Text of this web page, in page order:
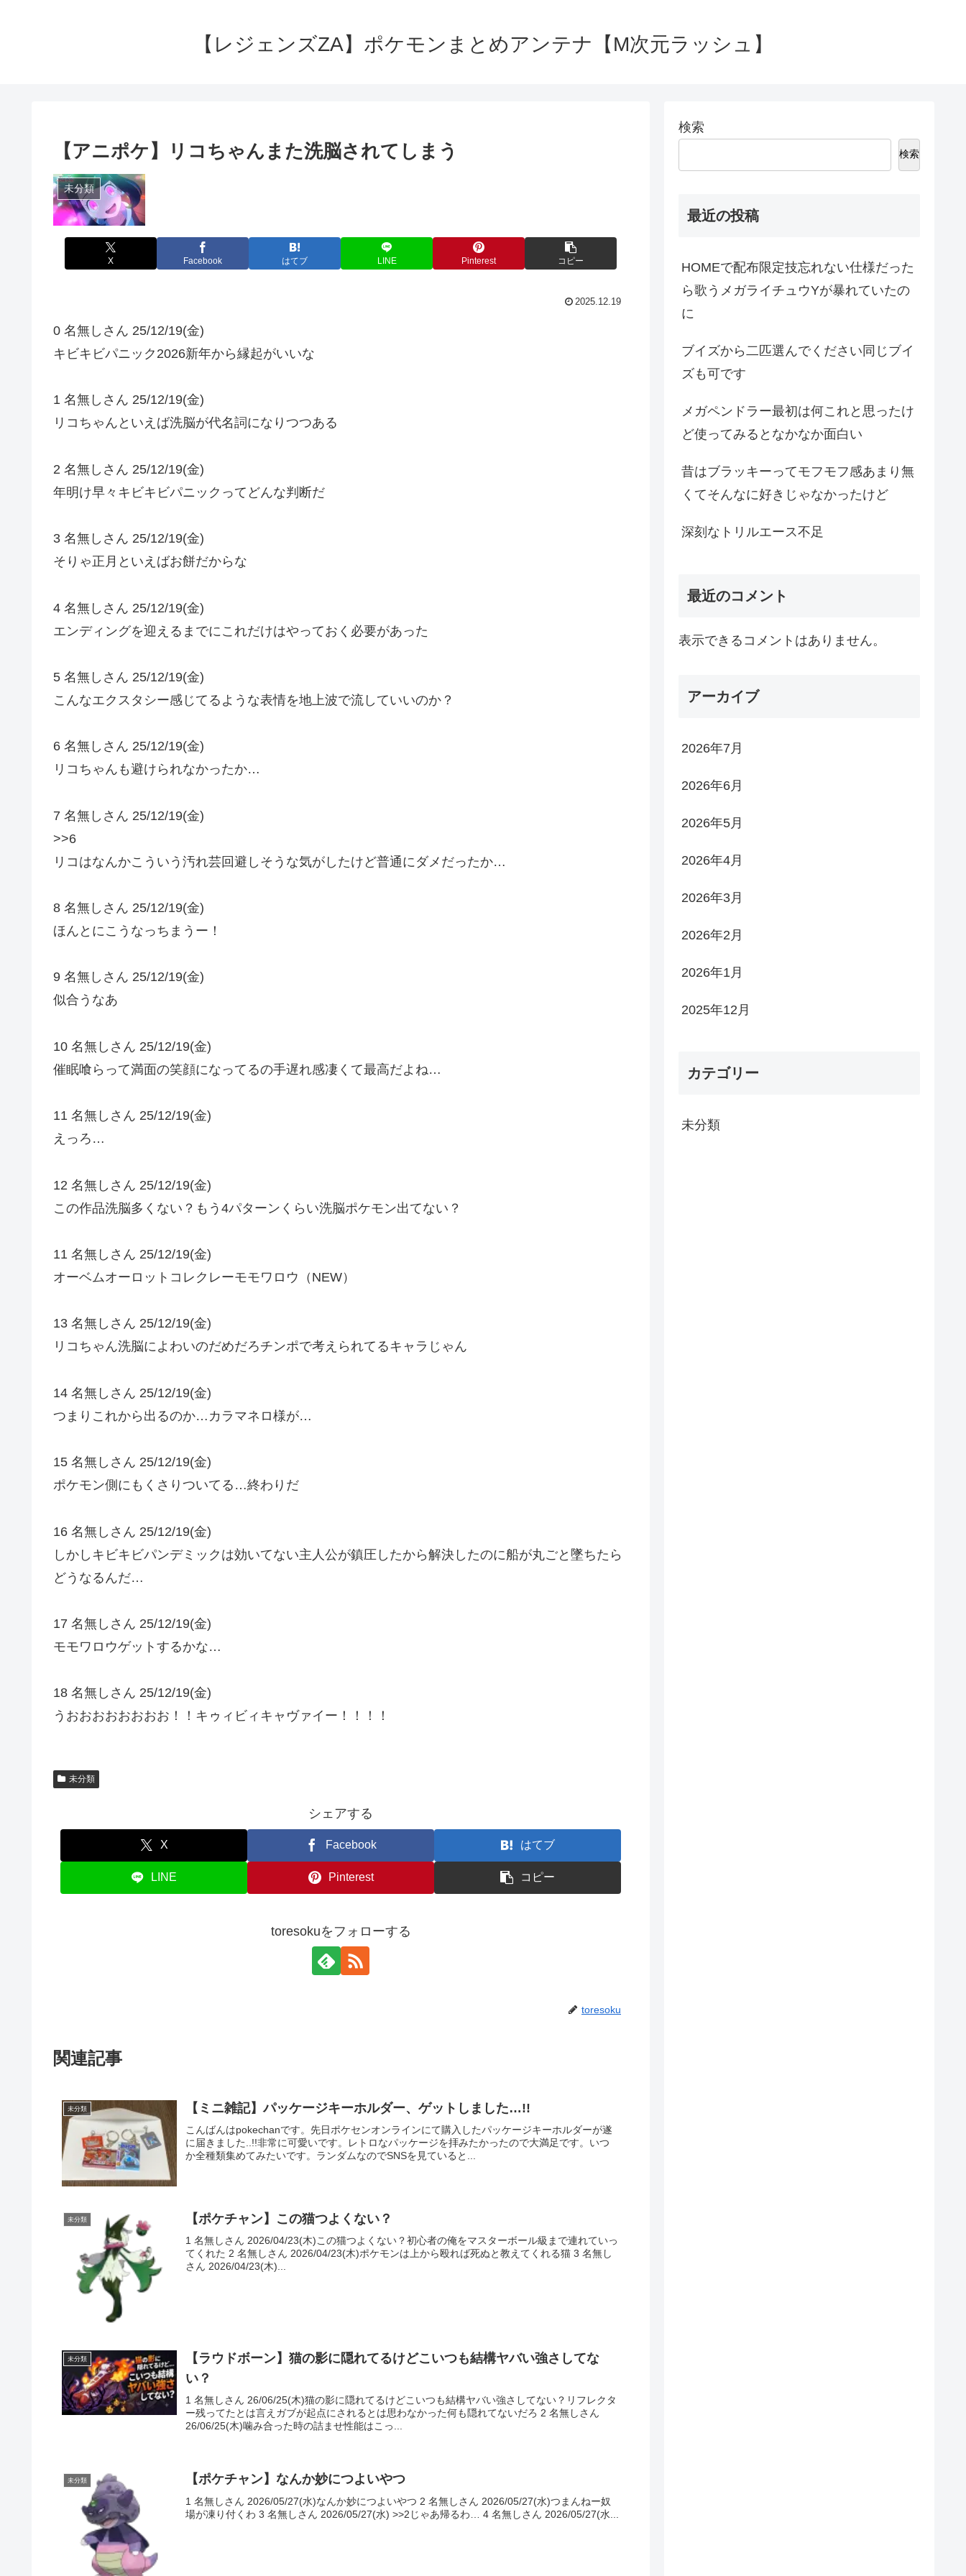
【レジェンズZA】ポケモンまとめアンテナ【M次元ラッシュ】
【アニポケ】リコちゃんまた洗脳されてしまう
未分類
X Facebook はてブ LINE Pinterest コピー
2025.12.19
0 名無しさん 25/12/19(金)
キビキビパニック2026新年から縁起がいいな
1 名無しさん 25/12/19(金)
リコちゃんといえば洗脳が代名詞になりつつある
2 名無しさん 25/12/19(金)
年明け早々キビキビパニックってどんな判断だ
3 名無しさん 25/12/19(金)
そりゃ正月といえばお餅だからな
4 名無しさん 25/12/19(金)
エンディングを迎えるまでにこれだけはやっておく必要があった
5 名無しさん 25/12/19(金)
こんなエクスタシー感じてるような表情を地上波で流していいのか？
6 名無しさん 25/12/19(金)
リコちゃんも避けられなかったか…
7 名無しさん 25/12/19(金)
>>6
リコはなんかこういう汚れ芸回避しそうな気がしたけど普通にダメだったか…
8 名無しさん 25/12/19(金)
ほんとにこうなっちまうー！
9 名無しさん 25/12/19(金)
似合うなあ
10 名無しさん 25/12/19(金)
催眠喰らって満面の笑顔になってるの手遅れ感凄くて最高だよね…
11 名無しさん 25/12/19(金)
えっろ…
12 名無しさん 25/12/19(金)
この作品洗脳多くない？もう4パターンくらい洗脳ポケモン出てない？
11 名無しさん 25/12/19(金)
オーベムオーロットコレクレーモモワロウ（NEW）
13 名無しさん 25/12/19(金)
リコちゃん洗脳によわいのだめだろチンポで考えられてるキャラじゃん
14 名無しさん 25/12/19(金)
つまりこれから出るのか…カラマネロ様が…
15 名無しさん 25/12/19(金)
ポケモン側にもくさりついてる…終わりだ
16 名無しさん 25/12/19(金)
しかしキビキビパンデミックは効いてない主人公が鎮圧したから解決したのに船が丸ごと墜ちたら
どうなるんだ…
17 名無しさん 25/12/19(金)
モモワロウゲットするかな…
18 名無しさん 25/12/19(金)
うおおおおおおおお！！キゥィビィキャヴァイー！！！！
未分類
シェアする
X Facebook はてブ
LINE Pinterest コピー
toresokuをフォローする
toresoku
関連記事
未分類 【ミニ雑記】パッケージキーホルダー、ゲットしました…!!
こんばんはpokechanです。先日ポケセンオンラインにて購入したパッケージキーホルダーが遂
に届きました..!!非常に可愛いです。レトロなパッケージを拝みたかったので大満足です。いつ
か全種類集めてみたいです。ランダムなのでSNSを見ていると...
未分類 【ポケチャン】この猫つよくない？
1 名無しさん 2026/04/23(木)この猫つよくない？初心者の俺をマスターボール級まで連れていっ
てくれた 2 名無しさん 2026/04/23(木)ポケモンは上から殴れば死ぬと教えてくれる猫 3 名無し
さん 2026/04/23(木)...
未分類
【ラウドボーン】猫の影に隠れてるけどこいつも結構ヤバい強さしてな
い？
1 名無しさん 26/06/25(木)猫の影に隠れてるけどこいつも結構ヤバい強さしてない？リフレクタ
ー残ってたとは言えガブが起点にされるとは思わなかった何も隠れてないだろ 2 名無しさん
26/06/25(木)噛み合った時の詰ませ性能はこっ...
未分類 【ポケチャン】なんか妙につよいやつ
1 名無しさん 2026/05/27(水)なんか妙につよいやつ 2 名無しさん 2026/05/27(水)つまんねー奴
場が凍り付くわ 3 名無しさん 2026/05/27(水) >>2じゃあ帰るわ… 4 名無しさん 2026/05/27(水...
検索
検索
最近の投稿
HOMEで配布限定技忘れない仕様だった
ら歌うメガライチュウYが暴れていたの
に
ブイズから二匹選んでください同じブイ
ズも可です
メガペンドラー最初は何これと思ったけ
ど使ってみるとなかなか面白い
昔はブラッキーってモフモフ感あまり無
くてそんなに好きじゃなかったけど
深刻なトリルエース不足
最近のコメント
表示できるコメントはありません。
アーカイブ
2026年7月
2026年6月
2026年5月
2026年4月
2026年3月
2026年2月
2026年1月
2025年12月
カテゴリー
未分類